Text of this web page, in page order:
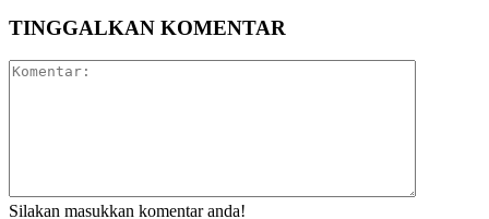
TINGGALKAN KOMENTAR
Silakan masukkan komentar anda!